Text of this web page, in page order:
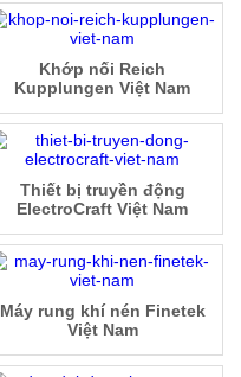
Khớp nối Reich
Kupplungen Việt Nam
Thiết bị truyền động
ElectroCraft Việt Nam
Máy rung khí nén Finetek
Việt Nam